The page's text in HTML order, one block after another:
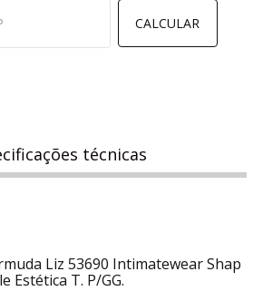
CALCULAR
técnicas
Liz 53690 Intimatewear Shap
Estética T. P/GG.